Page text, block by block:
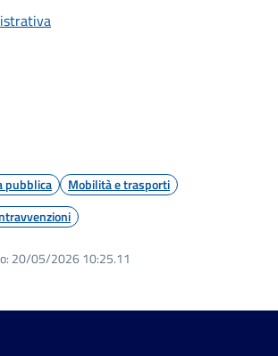
pubblica
Mobilità e trasporti
20/05/2026 10:25.11